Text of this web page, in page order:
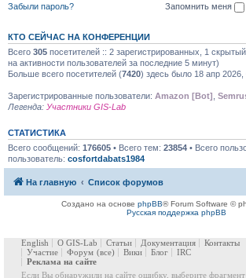
Забыли пароль? Запомнить меня
КТО СЕЙЧАС НА КОНФЕРЕНЦИИ
Всего 305 посетителей :: 2 зарегистрированных, 1
на активности пользователей за последние 5 минут)
Больше всего посетителей (7420) здесь было 18 апр 2026,
Зарегистрированные пользователи: Amazon [Bot]
Легенда: Участники GIS-Lab
СТАТИСТИКА
Всего сообщений: 176605 • Всего тем: 23854 • Всего
пользователь: cosfortdabats1984
На главную Список форумов
Создано на основе phpBB® Forum Software ©
Русская поддержка phpBB
English О GIS-Lab Статьи Документация
Контакты
Участие
Форум (все) Вики Блог
IRC
Реклама на сайте
Если Вы обнаружили на сайте ошибку, выберите фрагмент